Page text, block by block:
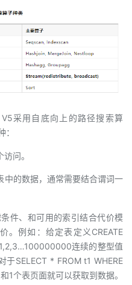
采用自底向上的路径搜索算
问。
中的数据，通常需要结合谓词一
件、和可用的索引结合代价模
。例如：给定表定义CREATE
连续的整型值
SELECT * FROM t1 WHERE
1个表页面就可以获取到数据。